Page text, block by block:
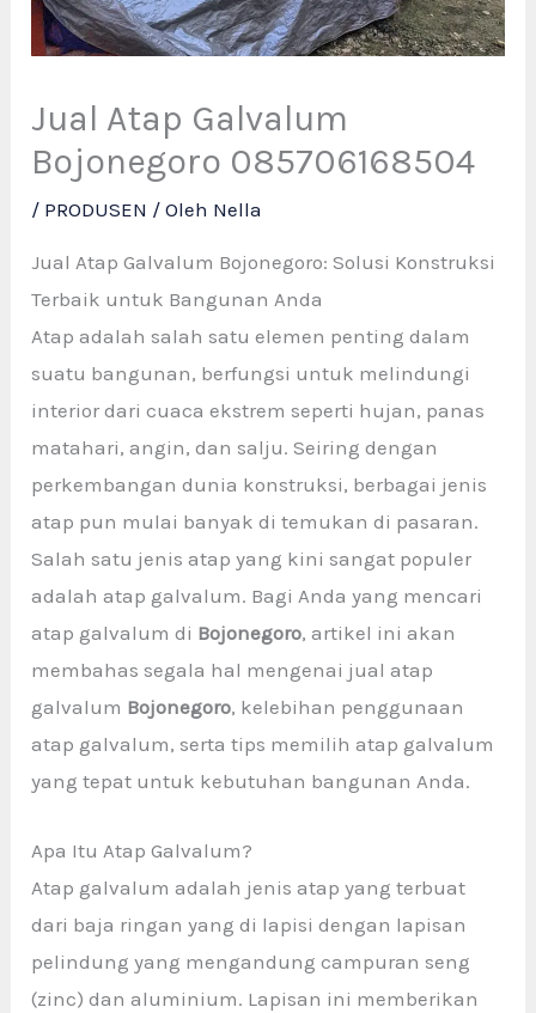
Jual Atap Galvalum
Bojonegoro 085706168504
/ PRODUSEN / Oleh Nella
Jual Atap Galvalum Bojonegoro: Solusi Konstruksi
Terbaik untuk Bangunan Anda
Atap adalah salah satu elemen penting dalam
suatu bangunan, berfungsi untuk melindungi
interior dari cuaca ekstrem seperti hujan, panas
matahari, angin, dan salju. Seiring dengan
perkembangan dunia konstruksi, berbagai jenis
atap pun mulai banyak di temukan di pasaran.
Salah satu jenis atap yang kini sangat populer
adalah atap galvalum. Bagi Anda yang mencari
atap galvalum di Bojonegoro, artikel ini akan
membahas segala hal mengenai jual atap
galvalum Bojonegoro, kelebihan penggunaan
atap galvalum, serta tips memilih atap galvalum
yang tepat untuk kebutuhan bangunan Anda.
Apa Itu Atap Galvalum?
Atap galvalum adalah jenis atap yang terbuat
dari baja ringan yang di lapisi dengan lapisan
pelindung yang mengandung campuran seng
(zinc) dan aluminium. Lapisan ini memberikan